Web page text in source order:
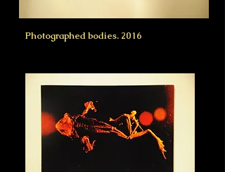
Photographed bodies. 2016